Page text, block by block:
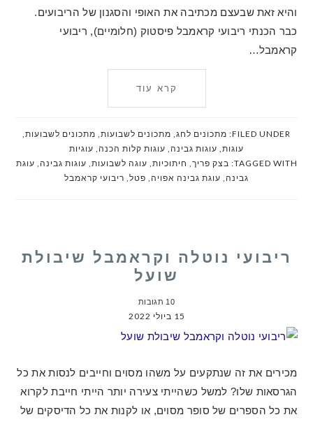
והיא זאת שבעצם מכתיבה את האופי והסגנון של הריבועים.
כבר הכנתי ריבועי קראמבל פיסטוק (חלומיים), ריבועי
קראמבל…
קרא עוד
FILED UNDER: מתכונים לחג מתכונים לשבועות מתכונים לשבועות
עוגות עוגות גבינה עוגות קלות הכנה עוגיות
TAGGED WITH: בצק פריך חיתוכיות עוגה לשבועות עוגות גבינה עוגת
גבינה עוגת גבינה אפויה פטל ריבועי קראמבל
ריבועי נוטלה וקראמבל שיבולת
שועל
10 תגובות
15 ביולי 2022
מכירים את זה שנתקעים על משהו מסוים וחייבים לנסות את כל
הגרסאות שלו? למשל כשהייתי צעירה יותר הייתי חייבת לקרוא
את כל הספרים של סופר מסוים, או לקנות את כל הדיסקים של